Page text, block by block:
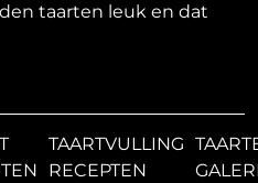
taarten leuk en dat
TAARTVULLING
RECEPTEN